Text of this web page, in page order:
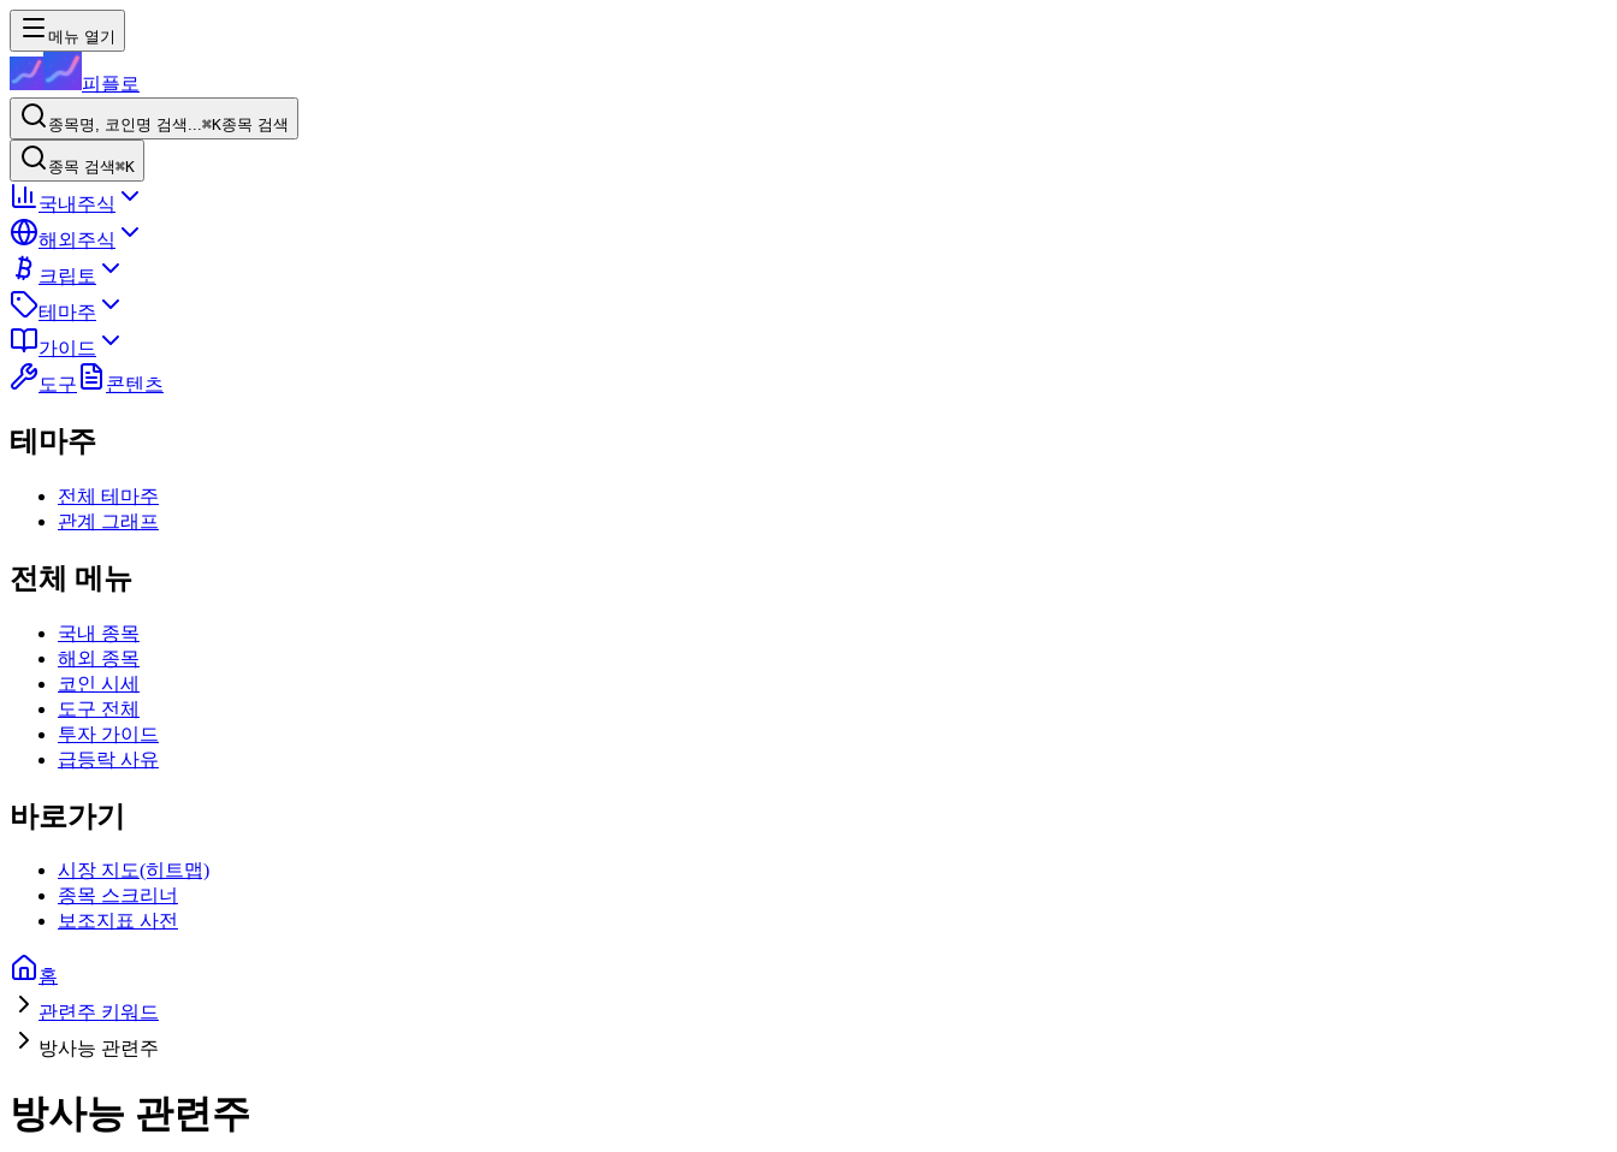
메뉴 열기
피플로
종목명, 코인명 검색...⌘K종목 검색
종목 검색⌘K
국내주식
해외주식
크립토
테마주
가이드
도구
콘텐츠
테마주
전체 테마주
관계 그래프
전체 메뉴
국내 종목
해외 종목
코인 시세
도구 전체
투자 가이드
급등락 사유
바로가기
시장 지도(히트맵)
종목 스크리너
보조지표 사전
홈
관련주 키워드
방사능 관련주
방사능 관련주